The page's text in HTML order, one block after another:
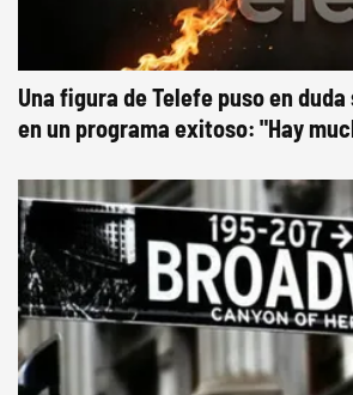
Una figura de Telefe puso en
en un programa exitoso: "Hay